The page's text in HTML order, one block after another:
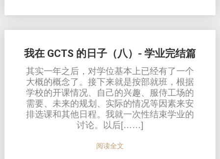
我在 GCTS 的日子（八）- 学业完结篇
其实一年之后，对学位基本上已经有了一个
大概的概念了。接下来就是按部就班，根据
学校的开课情况、自己的兴趣、服侍工场的
需要、未来的规划、实际的情况等因素来安
排选课和其他日程。我就一次性结束学业的
讨论。以后[……]
阅读全文